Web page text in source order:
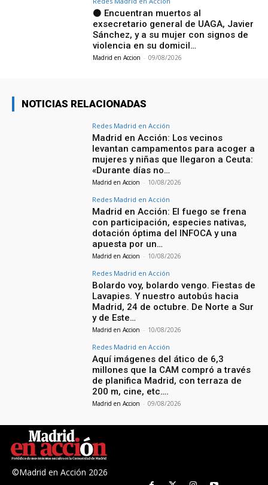
⚫ Encuentran muertos al
exsecretario general de UAGA, Javier
Sánchez, y a su mujer con signos de
violencia en su domicil…
Madrid en Accion - 09/08/2026
NOTICIAS RELACIONADAS
Redes Madrid en Acción
Madrid en Acción: Los vecinos
levantan campamentos para acoger a
mujeres y niñas que llegaron a Ceuta:
«Durante días no…
Madrid en Accion - 10/08/2026
Redes Madrid en Acción
Madrid en Acción: El fuego se frena
con participación, especies nativas,
dotación óptima del INFOCA y una
apuesta por un…
Madrid en Accion - 10/08/2026
Redes Madrid en Acción
Bolardo voy, bolardo vengo. Fiestas de
Lavapies. Y nuestro autobús hacia
Madrid, 24 de octubre. De Norte a Sur
y de Este…
Madrid en Accion - 10/08/2026
Redes Madrid en Acción
Aquí imágenes del ático de 6,3
millones que la CAM compró a través
de planifica Madrid, con terraza de
200 m, cine, etc….
Madrid en Accion - 09/08/2026
©Madrid en Acción 2026